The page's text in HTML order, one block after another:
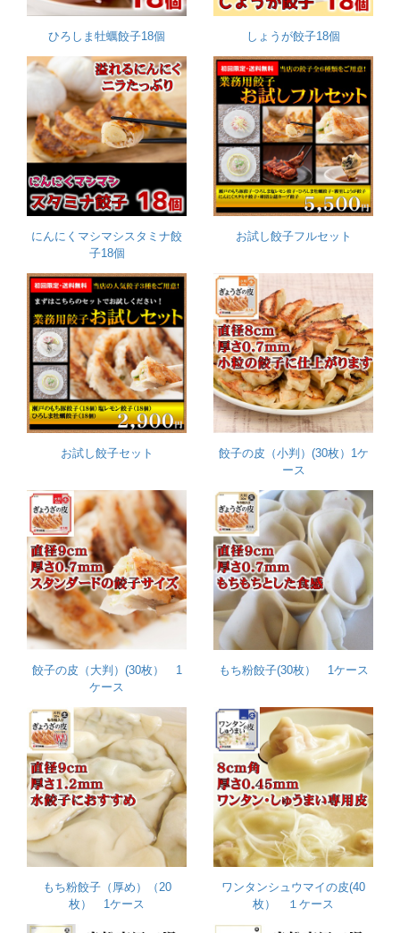
ひろしま牡蠣餃子18個 しょうが餃子18個
にんにくマシマシスタミナ餃
子18個
お試し餃子フルセット
お試し餃子セット
餃子の皮（小判）(30枚）1ケ
ース
餃子の皮（大判）(30枚） 1
ケース
もち粉餃子(30枚） 1ケース
もち粉餃子（厚め）（20
枚） 1ケース
ワンタンシュウマイの皮(40
枚） １ケース